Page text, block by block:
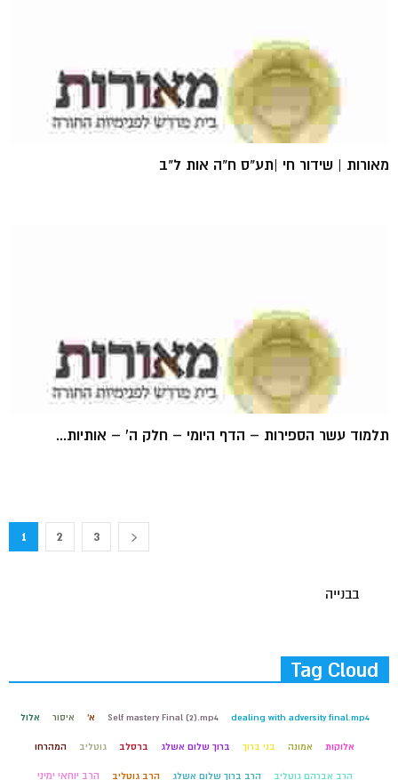
מאורות | שידור חי |תע"ס ח"ה אות ל"ב
תלמוד עשר הספירות – הדף היומי – חלק ה' – אותיות...
1 2 3
בבנייה
Tag Cloud
dealing with adversity final.mp4
Self mastery Final (2).mp4 א' איסור אלול
אלוקות אמונה בני ברוך ברוך שלום אשלג ברסלב גוטליב המהרחו
הרב אברהם גוטליב הרב ברוך שלום אשלג הרב גוטליב הרב יוחאי ימיני